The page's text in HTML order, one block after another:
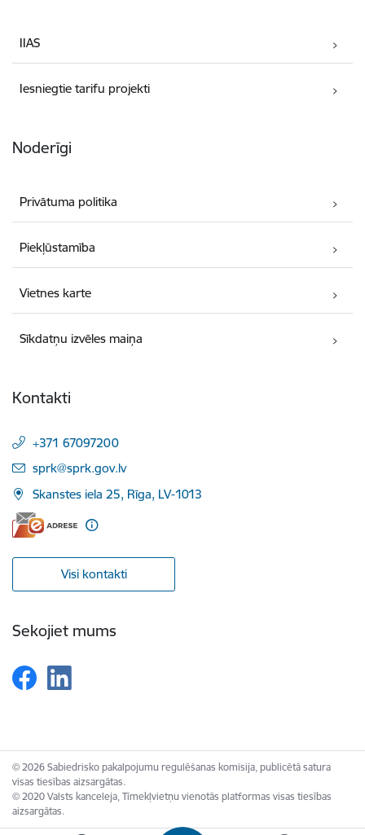
IIAS
Iesniegtie tarifu projekti
Noderīgi
Privātuma politika
Piekļūstamība
Vietnes karte
Sīkdatņu izvēles maiņa
Kontakti
+371 67097200
E-pasts:
sprk@sprk.gov.lv
Skanstes iela 25, Rīga, LV-1013
Visi kontakti
Sekojiet mums
© 2026 Sabiedrisko pakalpojumu regulēšanas komisija, publicētā satura
visas tiesības aizsargātas.
© 2020 Valsts kanceleja, Tīmekļvietņu vienotās platformas visas tiesības
aizsargātas.